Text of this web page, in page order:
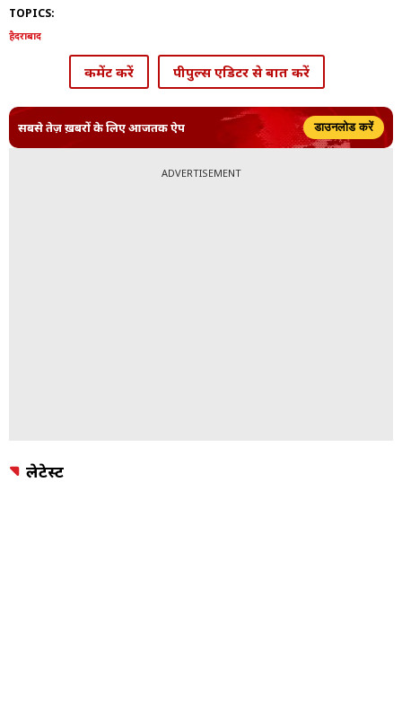
TOPICS:
हैदराबाद
कमेंट करें पीपुल्स एडिटर से बात करें
सबसे तेज़ ख़बरों के लिए आजतक ऐप डाउनलोड करें
ADVERTISEMENT
लेटेस्ट